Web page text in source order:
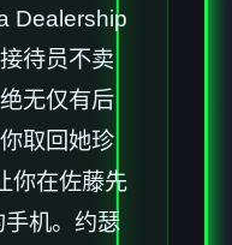
Dealership
待员不卖
无仅有后
取回她珍
你在佐藤先
机。约瑟